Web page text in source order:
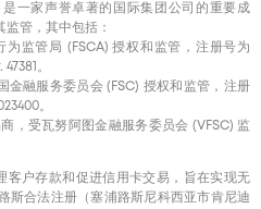
一家声誉卓著的国际集团公司的重要成
管，其中包括：
监管局 (FSCA) 授权和监管，注册号为
。
融服务委员会 (FSC) 授权和监管，注册
。
，受瓦努阿图金融服务委员会 (VFSC) 监
户存款和促进信用卡交易，旨在实现无
斯合法注册（塞浦路斯尼科西亚市肯尼迪